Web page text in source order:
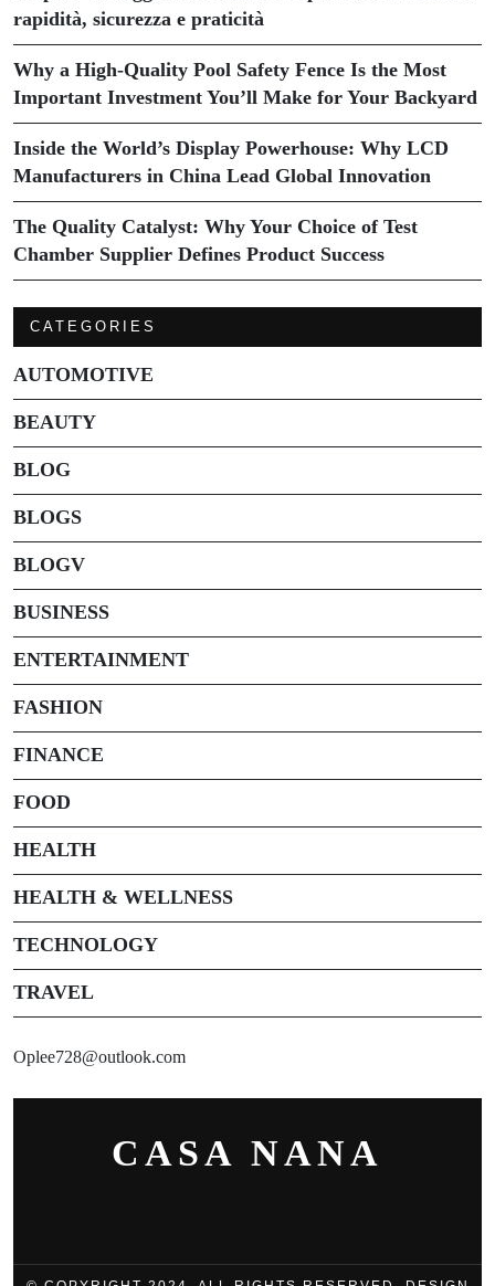
rapidità, sicurezza e praticità
Why a High-Quality Pool Safety Fence Is the Most
Important Investment You’ll Make for Your Backyard
Inside the World’s Display Powerhouse: Why LCD
Manufacturers in China Lead Global Innovation
The Quality Catalyst: Why Your Choice of Test
Chamber Supplier Defines Product Success
CATEGORIES
AUTOMOTIVE
BEAUTY
BLOG
BLOGS
BLOGV
BUSINESS
ENTERTAINMENT
FASHION
FINANCE
FOOD
HEALTH
HEALTH & WELLNESS
TECHNOLOGY
TRAVEL
Oplee728@outlook.com
CASA NANA